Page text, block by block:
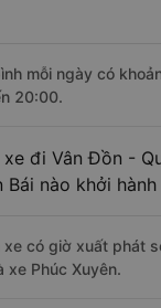
mỗi ngày có
20:00.
xe đi Vân Đồn -
Bái nào khởi
xe có giờ xuất phát
xe Phúc Xuyên.